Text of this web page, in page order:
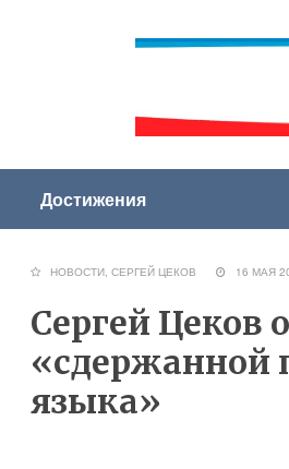
Достижения
НОВОСТИ,СЕРГЕЙ ЦЕКОВ 16 МАЯ
Сергей Цеков
«сдержанной
языка»